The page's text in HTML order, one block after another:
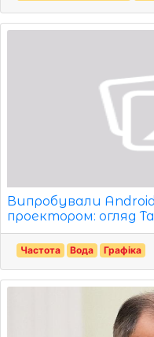
Випробували
проектором: огляд
Частота Вода Графіка